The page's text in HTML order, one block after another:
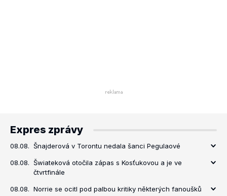
Expres zprávy
08.08. Šnajderová v Torontu nedala šanci Pegulaové
08.08. Šwiateková otočila zápas s Kosťukovou a je ve
čtvrtfinále
08.08. Norrie se ocitl pod palbou kritiky některých fanoušků